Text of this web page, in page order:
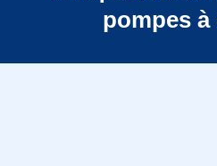
pompes